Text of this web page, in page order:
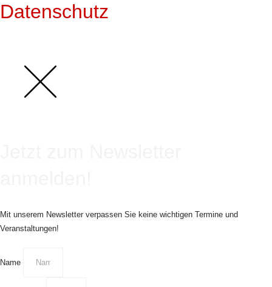
Datenschutz
Mit unserem Newsletter verpassen Sie keine wichtigen Termine und
Veranstaltungen!
Name